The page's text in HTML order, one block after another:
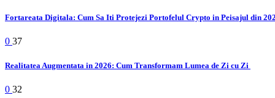
Fortareata Digitala: Cum Sa Iti Protejezi Portofelul Crypto in Peisajul din
0 37
Realitatea Augmentata in 2026: Cum Transformam Lumea de Zi cu Zi
0 32